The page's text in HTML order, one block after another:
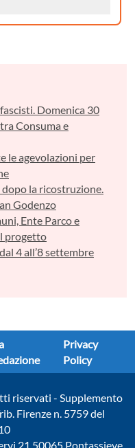
Domenica 30
Consuma e
le agevolazioni per
dopo la ricostruzione.
Godenzo
Ente Parco e
progetto
4 all’8 settembre
Privacy
Policy
riservati - Supplemento
Firenze n. 5759 del
21 50065 Pontassieve